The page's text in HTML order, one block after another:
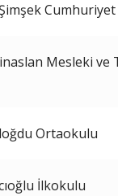
Mesleki ve
Ortaokulu
İlkokulu